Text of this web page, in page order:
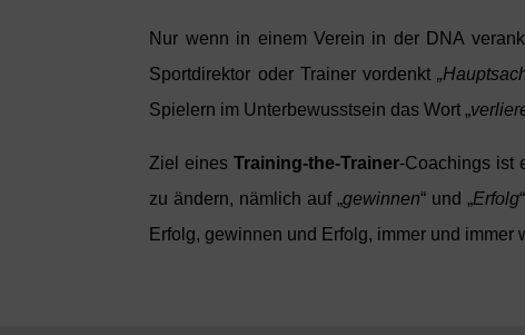
Nur wenn in einem Verein in der DNA
Sportdirektor oder Trainer vordenkt
Spielern im Unterbewusstsein das Wort „
Ziel einesTraining-the-Trainer-Coachings ist
zu ändern, nämlich auf „gewinnen“ und „Erfolg
Erfolg, gewinnen und Erfolg, immer und immer